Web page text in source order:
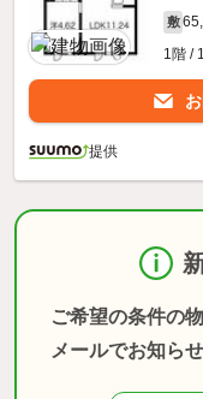
敷
1階 /
提供
ご希望の条件の
メールでお知ら